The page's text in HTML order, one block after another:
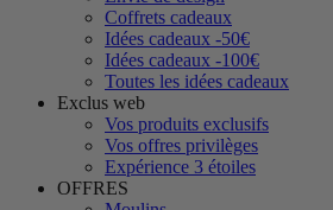
Coffrets cadeaux
Idées cadeaux -50€
Idées cadeaux -100€
Toutes les idées cadeaux
Exclus web
Vos produits exclusifs
Vos offres privilèges
Expérience 3 étoiles
OFFRES